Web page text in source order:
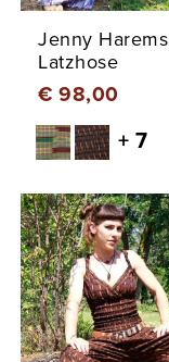
Jenny Harems
Latzhose
€ 98,00
+ 7